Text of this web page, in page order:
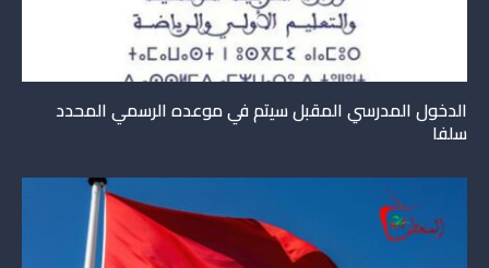
الدخول المدرسي المقبل سیتم في موعده الرسمي المحدد
سلفا